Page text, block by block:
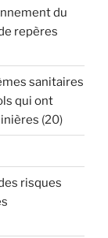
du
repères
sanitaires
qui ont
(20)
risques